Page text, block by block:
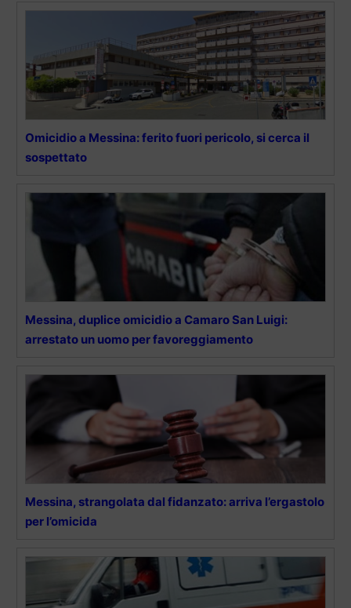
Omicidio a Messina: ferito fuori pericolo, si cerca il
sospettato
Messina, duplice omicidio a Camaro San Luigi:
arrestato un uomo per favoreggiamento
Messina, strangolata dal fidanzato: arriva l’ergastolo
per l’omicida